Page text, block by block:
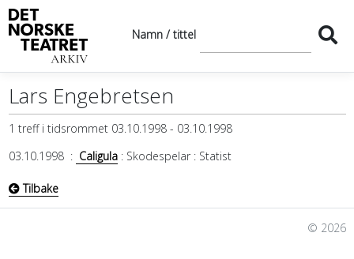
Namn / tittel
Lars Engebretsen
1 treff i tidsrommet 03.10.1998 - 03.10.1998
03.10.1998: Caligula: Skodespelar: Statist
Tilbake
© 2026